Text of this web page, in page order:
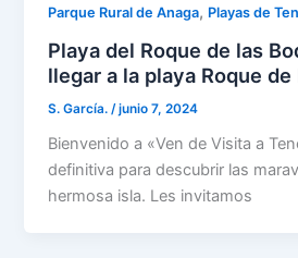
Parque Rural de Anaga, Playas de
Playa del Roque de las
llegar a la playa Roque de
S. García. /junio 7, 2024
Bienvenido a «Ven de Visita a
definitiva para descubrir las
hermosa isla. Les invitamos